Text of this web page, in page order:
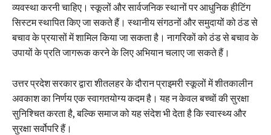
व्यवस्था करनी चाहिए। स्कूलों और सार्वजनिक स्थानों पर आधुनिक हीटिंग
सिस्टम स्थापित किए जा सकते हैं। स्थानीय संगठनों और समुदायों को ठंड से
बचाव के प्रयासों में शामिल किया जा सकता है। नागरिकों को ठंड से बचाव के
उपायों के प्रति जागरूक करने के लिए अभियान चलाए जा सकते हैं।
उत्तर प्रदेश सरकार द्वारा शीतलहर के दौरान प्राइमरी स्कूलों में शीतकालीन
अवकाश का निर्णय एक स्वागतयोग्य कदम है। यह न केवल बच्चों की सुरक्षा
सुनिश्चित करता है, बल्कि समाज को यह संदेश भी देता है कि स्वास्थ्य और
सुरक्षा सर्वोपरि हैं।